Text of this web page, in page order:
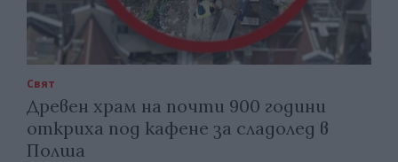
Свят
Древен храм на почти 900 години
откриха под кафене за сладолед в
Полша